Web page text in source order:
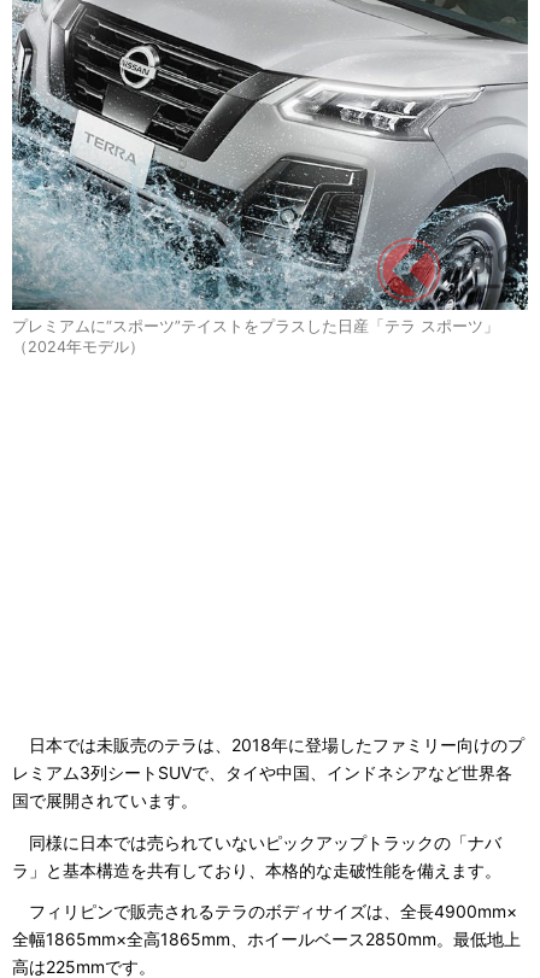
プレミアムに“スポーツ”テイストをプラスした日産「テラ スポーツ」
（2024年モデル）
日本では未販売のテラは、2018年に登場したファミリー向けのプ
レミアム3列シートSUVで、タイや中国、インドネシアなど世界各
国で展開されています。
同様に日本では売られていないピックアップトラックの「ナバ
ラ」と基本構造を共有しており、本格的な走破性能を備えます。
フィリピンで販売されるテラのボディサイズは、全長4900mm×
全幅1865mm×全高1865mm、ホイールベース2850mm。最低地上
高は225mmです。